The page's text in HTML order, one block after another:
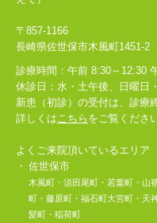
〒857-1166
長崎県佐世保市木風町1451-2
診療時間：午前 8:30～12:30
休診日：水・土午後、日曜日
新患（初診）の受付は、診療
詳しくはこちら をご覧ください
よくご来院頂いているエリア
佐世保市
木風町・須田尾町・若葉町・山
町・藤原町・福石町大宮町・天
髪町・稲荷町